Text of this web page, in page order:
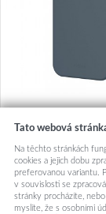
ReStory pro
modrý
Centrální
Tato webová
Na těchto stránkách
cookies a jejich dobu
preferovanou variantu.
v souvislosti se
stránky procházíte,
myslíte, že s osobními